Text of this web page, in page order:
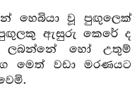
හෙබියා වූ පුඟුලෙක්
ඇසුරු කෙරේ ද
ලබන්නේ හෝ උතුම්
මෙත් වඩා මරණයට